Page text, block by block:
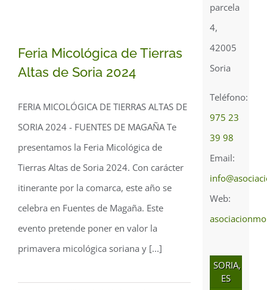
Feria Micológica de Tierras
Altas de Soria 2024
FERIA MICOLÓGICA DE TIERRAS ALTAS DE
SORIA 2024 - FUENTES DE MAGAÑA Te
presentamos la Feria Micológica de
Tierras Altas de Soria 2024. Con carácter
itinerante por la comarca, este año se
celebra en Fuentes de Magaña. Este
evento pretende poner en valor la
primavera micológica soriana y [...]
parcela
4,
42005
Soria
Teléfono:
975 23
39 98
Email:
Web:
SORIA,
ES